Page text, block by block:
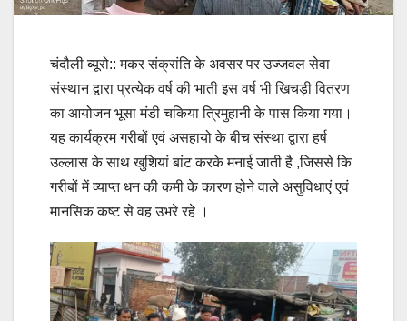
चंदौली ब्यूरो:: मकर संक्रांति के अवसर पर उज्जवल सेवा
संस्थान द्वारा प्रत्येक वर्ष की भाती इस वर्ष भी खिचड़ी वितरण
का आयोजन भूसा मंडी चकिया त्रिमुहानी के पास किया गया।
यह कार्यक्रम गरीबों एवं असहायो के बीच संस्था द्वारा हर्ष
उल्लास के साथ खुशियां बांट करके मनाई जाती है ,जिससे कि
गरीबों में व्याप्त धन की कमी के कारण होने वाले असुविधाएं एवं
मानसिक कष्ट से वह उभरे रहे ।